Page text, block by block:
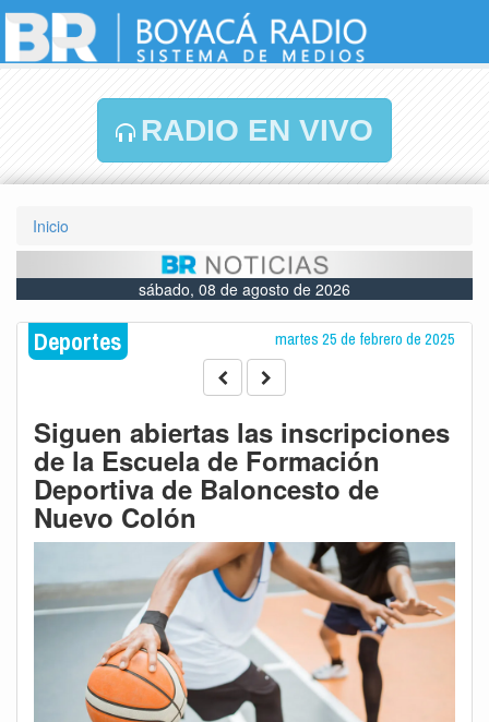
RADIO EN VIVO
Inicio
sábado, 08 de agosto de 2026
Deportes martes 25 de febrero de 2025
Siguen abiertas las inscripciones
de la Escuela de Formación
Deportiva de Baloncesto de
Nuevo Colón